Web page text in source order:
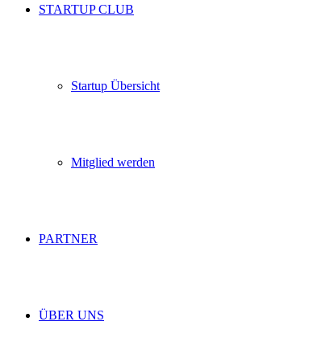
STARTUP CLUB
Startup Übersicht
Mitglied werden
PARTNER
ÜBER UNS